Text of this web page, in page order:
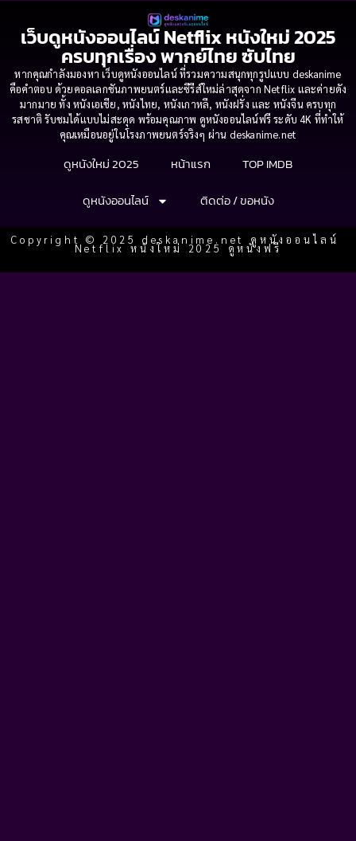
เว็บดูหนังออนไลน์ Netflix หนังใหม่ 2025
ครบทุกเรื่อง พากย์ไทย ซับไทย
หากคุณกำลังมองหา เว็บดูหนังออนไลน์ ที่รวมความสนุกทุกรูปแบบ deskanime
คือคำตอบ ด้วยคอลเลกชันภาพยนตร์และซีรีส์ใหม่ล่าสุดจาก Netflix และค่ายดัง
มากมาย ทั้ง หนังเอเชีย, หนังไทย, หนังเกาหลี, หนังฝรั่ง และ หนังจีน ครบทุก
รสชาติ รับชมได้แบบไม่สะดุด พร้อมคุณภาพ ดูหนังออนไลน์ฟรี ระดับ 4K ที่ทำให้
คุณเหมือนอยู่ในโรงภาพยนตร์จริงๆ ผ่าน deskanime.net
ดูหนังใหม่ 2025 หน้าแรก
TOP IMDB
ดูหนังออนไลน์
ติดต่อ / ขอหนัง
Copyright © 2025 deskanime.net ดูหนังออนไลน์
Netflix หนังใหม่ 2025 ดูหนังฟรี